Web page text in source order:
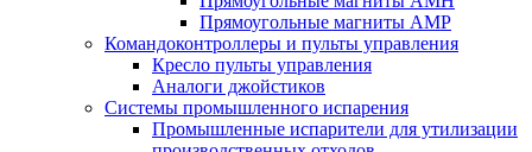
Прямоугольные магниты AMP
Командоконтроллеры и пульты управления
Кресло пульты управления
Аналоги джойстиков
Системы промышленного испарения
Промышленные испарители для утилизации